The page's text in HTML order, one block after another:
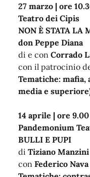
27 marzo | ore
Teatro dei Cipis
NON È STATA LA
don Peppe Diana
di e con Corrado
con il patrocinio
Tematiche: mafia,
media e
14 aprile | ore 9.00
Pandemonium
BULLI E PUPI
di Tiziano Manzini
con Federico Nava